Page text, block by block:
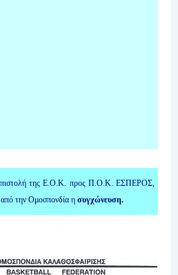
της Ε.Ο.Κ. προς Π.Ο.Κ. ΕΣΠΕΡΟΣ,
από την Ομοσπονδία ησυγχώνευση.